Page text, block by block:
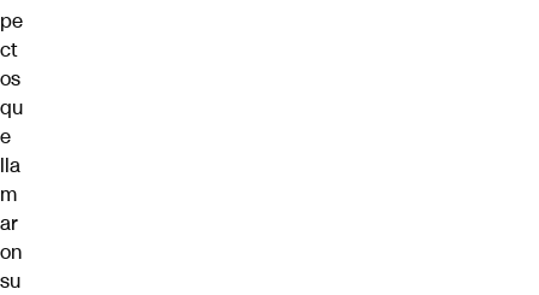
pe
ct
os
qu
e
lla
m
ar
on
su